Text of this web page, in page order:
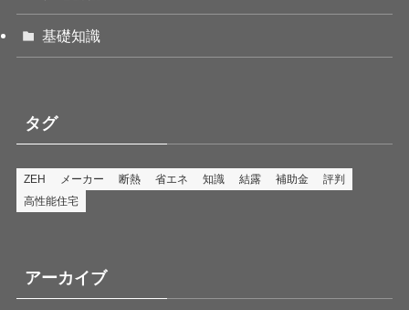
基礎知識
タグ
ZEH メーカー 断熱 省エネ 知識 結露 補助金
評判
高性能住宅
アーカイブ